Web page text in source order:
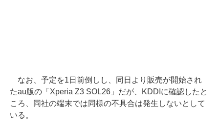
なお、予定を1日前倒しし、同日より販売が開始され
たau版の「Xperia Z3 SOL26」だが、KDDIに確認したと
ころ、同社の端末では同様の不具合は発生しないとして
いる。